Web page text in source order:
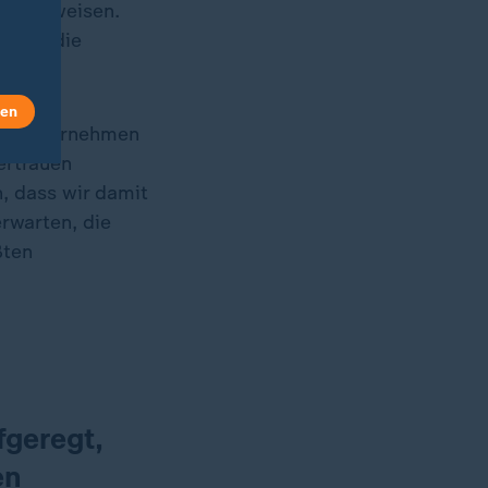
vorweisen.
wie die
übernehmen
dass wir damit
die